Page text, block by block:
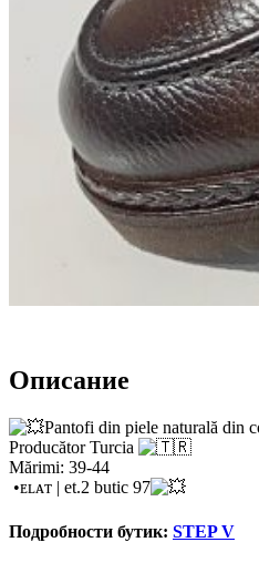
Описание
Pantofi din piele naturală din
Producător Turcia
Mărimi: 39-44
•ᴇʟᴀᴛ | et.2 butic 97
Подробности бутик: STEP V